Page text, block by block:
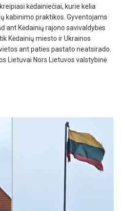
kėdainiečiai, kurie kelia
kabinimo praktikos. Gyventojams
ant Kėdainių rajono savivaldybės
Kėdainių miesto ir Ukrainos
ant paties pastato neatsirado.
Lietuvai Nors Lietuvos valstybinė